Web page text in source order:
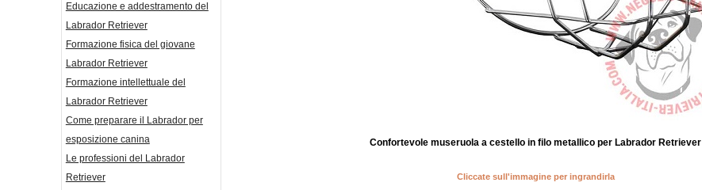
Educazione e addestramento del
Labrador Retriever
Formazione fisica del giovane
Labrador Retriever
Formazione intellettuale del
Labrador Retriever
Come preparare il Labrador per
esposizione canina
Le professioni del Labrador
Retriever
Confortevole museruola a cestello in filo metallico per Labrador Retriever
Cliccate sull'immagine per ingrandirla